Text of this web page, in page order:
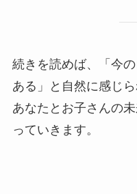
続きを読めば、「今
ある」と自然に感じら
あなたとお子さんの
っていきます。